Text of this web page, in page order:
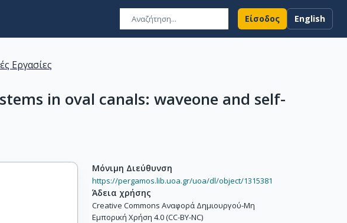
Είσοδος English
Εργασίες
in oval canals: waveone and self-
Μόνιμη Διεύθυνση
https://pergamos.lib.uoa.gr/uoa/dl/object/1315381
Άδεια χρήσης
Creative Commons Αναφορά Δημιουργού-Μη
Εμπορική Χρήση 4.0 (CC-BY-NC)